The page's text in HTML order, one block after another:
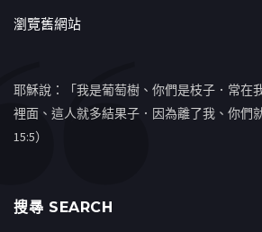
瀏覽舊網站
耶穌說：「我是葡萄樹、你們是枝子．常在
裡面、這人就多結果子．因為離了我、你們
15:5）
搜㝷 SEARCH